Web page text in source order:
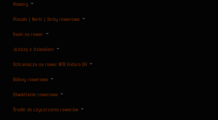
Rowery
Plecaki | Nerki | Torby rowerowe
Kaski na rower
Jeździj z dzieckiem
Ochraniacze na rower MTB Enduro DH
Bidony rowerowe
Oświetlenie rowerowe
Środki do czyszczenia rowerów